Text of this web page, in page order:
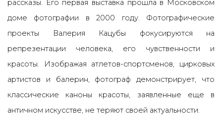
рассказы. Его первая выставка прошла в Московском
доме фотографии в 2000 году. Фотографические
проекты Валерия Кацубы фокусируются на
репрезентации человека, его чувственности и
красоты. Изображая атлетов-спортсменов, цирковых
артистов и балерин, фотограф демонстрирует, что
классические каноны красоты, заявленные еще в
античном искусстве, не теряют своей актуальности.